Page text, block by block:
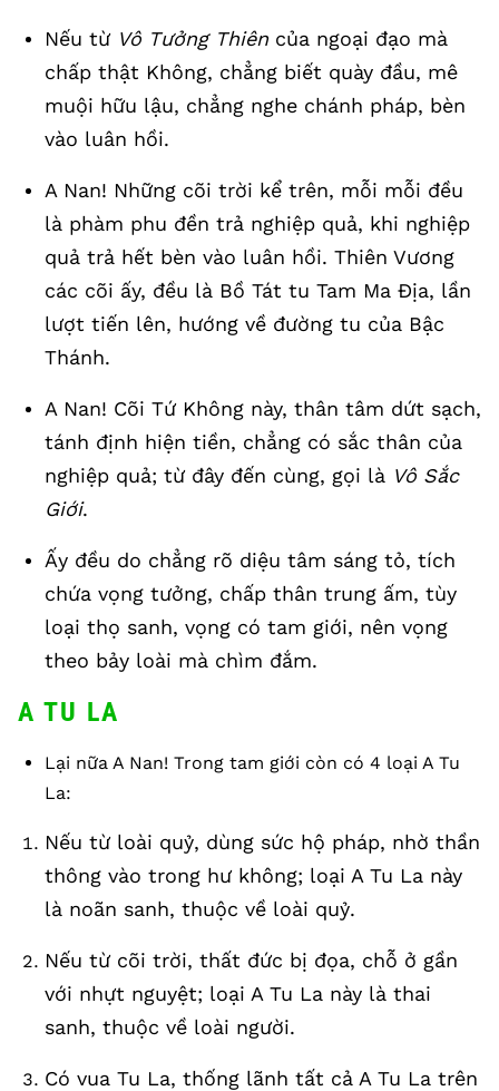
Nếu từ Vô Tưởng Thiêncủa ngoại đạo mà
chấp thật Không, chẳng biết quày đầu, mê
muội hữu lậu, chẳng nghe chánh pháp, bèn
vào luân hồi.
A Nan! Những cõi trời kể trên, mỗi mỗi đều
là phàm phu đền trả nghiệp quả, khi nghiệp
quả trả hết bèn vào luân hồi. Thiên Vương
các cõi ấy, đều là Bồ Tát tu Tam Ma Địa, lần
lượt tiến lên, hướng về đường tu của Bậc
Thánh.
A Nan! Cõi Tứ Không này, thân tâm dứt sạch,
tánh định hiện tiền, chẳng có sắc thân của
nghiệp quả; từ đây đến cùng, gọi là Vô Sắc
Giới.
Ấy đều do chẳng rõ diệu tâm sáng tỏ, tích
chứa vọng tưởng, chấp thân trung ấm, tùy
loại thọ sanh, vọng có tam giới, nên vọng
theo bảy loài mà chìm đắm.
A TU LA
Lại nữa A Nan! Trong tam giới còn có 4 loại A Tu
La:
Nếu từ loài quỷ, dùng sức hộ pháp, nhờ thần
thông vào trong hư không; loại A Tu La này
là noãn sanh, thuộc về loài quỷ.
Nếu từ cõi trời, thất đức bị đọa, chỗ ở gần
với nhựt nguyệt; loại A Tu La này là thai
sanh, thuộc về loài người.
Có vua Tu La, thống lãnh tất cả A Tu La trên